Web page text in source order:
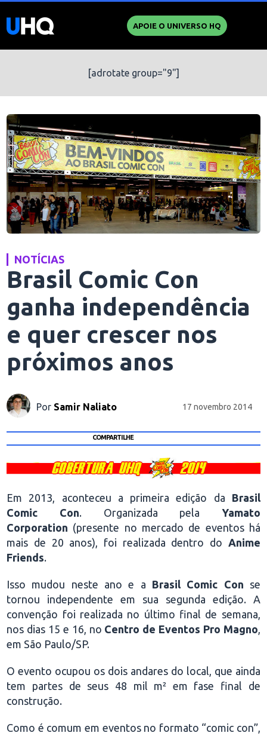
APOIE O UNIVERSO HQ
[adrotate group="9"]
NOTÍCIAS
Brasil Comic Con
ganha independência
e quer crescer nos
próximos anos
Por Samir Naliato 17 novembro 2014
COMPARTILHE
Em 2013, aconteceu a primeira edição da Brasil
Comic Con. Organizada pela Yamato
Corporation (presente no mercado de eventos há
mais de 20 anos), foi realizada dentro do Anime
Friends.
Isso mudou neste ano e a Brasil Comic Con se
tornou independente em sua segunda edição. A
convenção foi realizada no último final de semana,
nos dias 15 e 16, no Centro de Eventos Pro Magno
em São Paulo/SP.
O evento ocupou os dois andares do local, que ainda
tem partes de seus 48 mil m² em fase final de
construção.
Como é comum em eventos no formato “comic con”,